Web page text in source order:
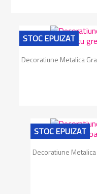
Decoratiune Metalica
STOC EPUIZAT
Decoratiune
STOC EPUIZAT